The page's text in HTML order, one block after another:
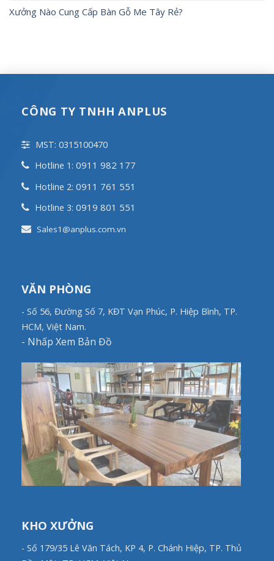
Xưởng Nào Cung Cấp Bàn Gỗ Me Tây Rẻ?
CÔNG TY TNHH ANPLUS
MST: 0315100470
Hotline 1: 0911 982 177
Hotline 2: 0911 761 551
Hotline 3: 0919 801 551
Sales1@anplus.com.vn
VĂN PHÒNG
- Số 56, Đường Số 7, KĐT Vạn Phúc, P. Hiệp Bình, TP.
HCM, Việt Nam.
- Nhấp Xem Bản Đồ
KHO XƯỞNG
- Số 179/35 Lê Văn Tách, KP 4, P. Chánh Hiệp, TP. Thủ